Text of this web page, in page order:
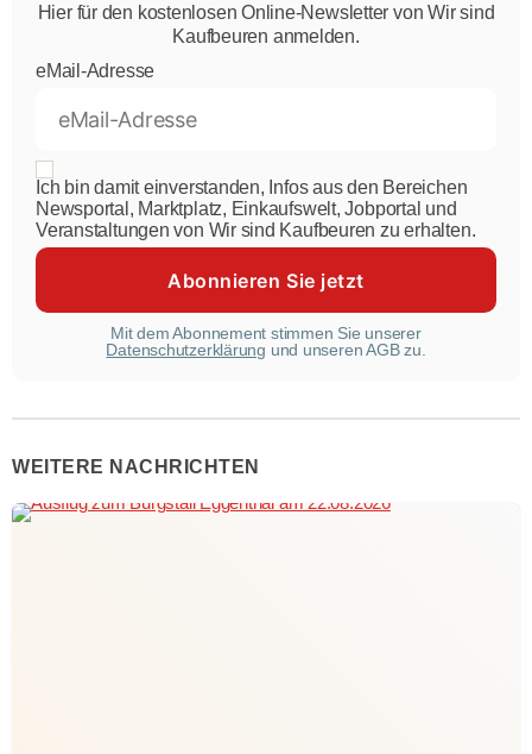
Hier für den kostenlosen Online-Newsletter von Wir sind
Kaufbeuren anmelden.
eMail-Adresse
Ich bin damit einverstanden, Infos aus den Bereichen
Newsportal, Marktplatz, Einkaufswelt, Jobportal und
Veranstaltungen von Wir sind Kaufbeuren zu erhalten.
Mit dem Abonnement stimmen Sie unserer
Datenschutzerklärung und unseren AGB zu.
WEITERE NACHRICHTEN